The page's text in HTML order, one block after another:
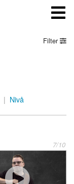
Filter
| Nivå
7/10